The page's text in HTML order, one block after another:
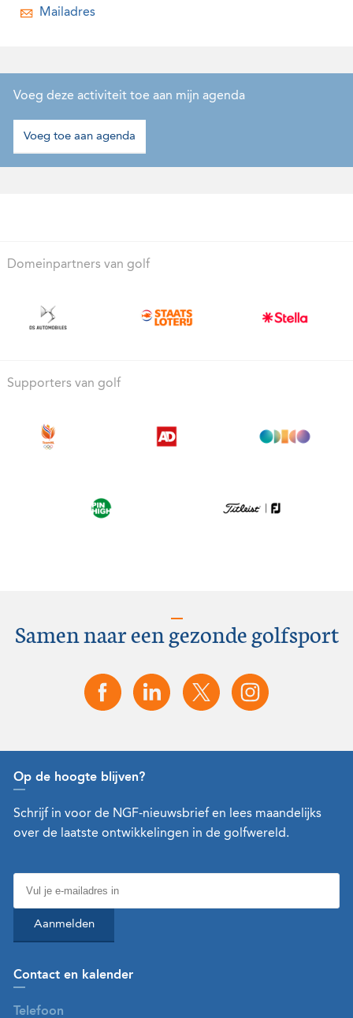
Mailadres
Voeg deze activiteit toe aan mijn agenda
Voeg toe aan agenda
Domeinpartners van golf
Supporters van golf
Samen naar een gezonde golfsport
Op de hoogte blijven?
Schrijf in voor de NGF-nieuwsbrief en lees maandelijks
over de laatste ontwikkelingen in de golfwereld.
Aanmelden
Contact en kalender
Telefoon